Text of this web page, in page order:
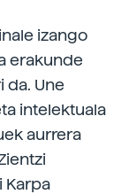
izango
erakunde
da. Une
intelektuala
aurrera
Karpa